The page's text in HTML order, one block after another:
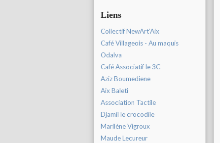
Liens
Collectif NewArt’Aix
Café Villageois - Au maquis
Odalva
Café Associatif le 3C
Aziz Boumediene
Aix Baleti
Association Tactile
Djamil le crocodile
Marilène Vigroux
Maude Lecureur